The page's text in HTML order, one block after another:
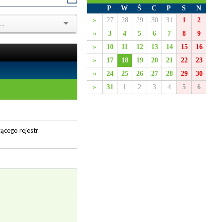
rejestr
» 27 28 29 30 31 1 2
» 3 4 5 6 7 8 9
» 10 11 12 13 14 15 16
» 17 18 19 20 21 22 23
» 24 25 26 27 28 29 30
» 31 1 2 3 4 5 6
P W Ś C P S N